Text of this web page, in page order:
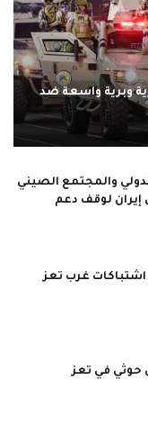
وبرية واسعة ضد
والمجتمع الصيني
لوقف دعم
حوثي في تعز